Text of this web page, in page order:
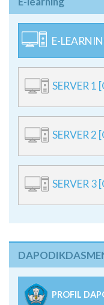
E-learning
E-
SERVER 1
SERVER 2
SERVER 3
PROFIL